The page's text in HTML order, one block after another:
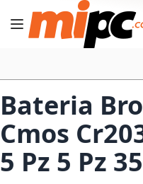
Cambiar Nav
Bateria
Cmos
5 Pz 5 Pz